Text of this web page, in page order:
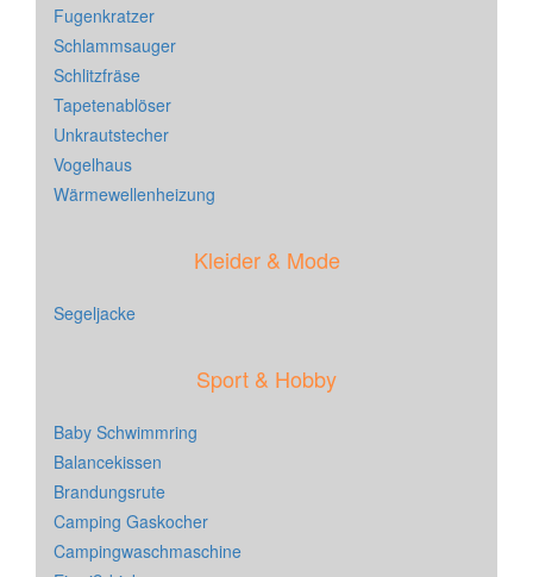
Fugenkratzer
Schlammsauger
Schlitzfräse
Tapetenablöser
Unkrautstecher
Vogelhaus
Wärmewellenheizung
Kleider & Mode
Segeljacke
Sport & Hobby
Baby Schwimmring
Balancekissen
Brandungsrute
Camping Gaskocher
Campingwaschmaschine